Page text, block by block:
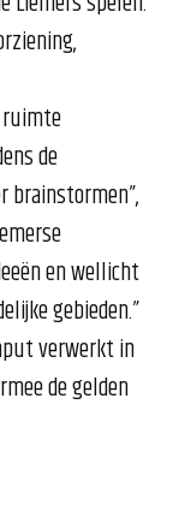
ruimte
de
brainstormen”,
en wellicht
gebieden.”
verwerkt in
de gelden